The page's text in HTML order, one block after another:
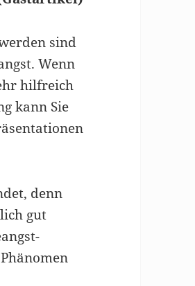
sind
Wenn
hilfreich
kann Sie
denn
gut